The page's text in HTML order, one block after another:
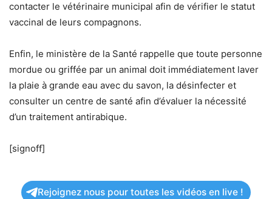
contacter le vétérinaire municipal afin de vérifier le statut
vaccinal de leurs compagnons.
Enfin, le ministère de la Santé rappelle que toute personne
mordue ou griffée par un animal doit immédiatement laver
la plaie à grande eau avec du savon, la désinfecter et
consulter un centre de santé afin d’évaluer la nécessité
d’un traitement antirabique.
[signoff]
Rejoignez nous pour toutes les vidéos en live !